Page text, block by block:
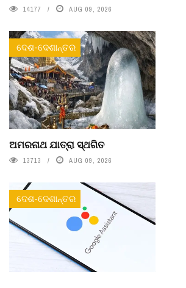
14177 AUG 09, 2026
ଦେଶ-ଦେଶାନ୍ତର
ଅମରନାଥ ଯାତ୍ରା ସ୍ଥଗିତ
13713 AUG 09, 2026
ଦେଶ-ଦେଶାନ୍ତର